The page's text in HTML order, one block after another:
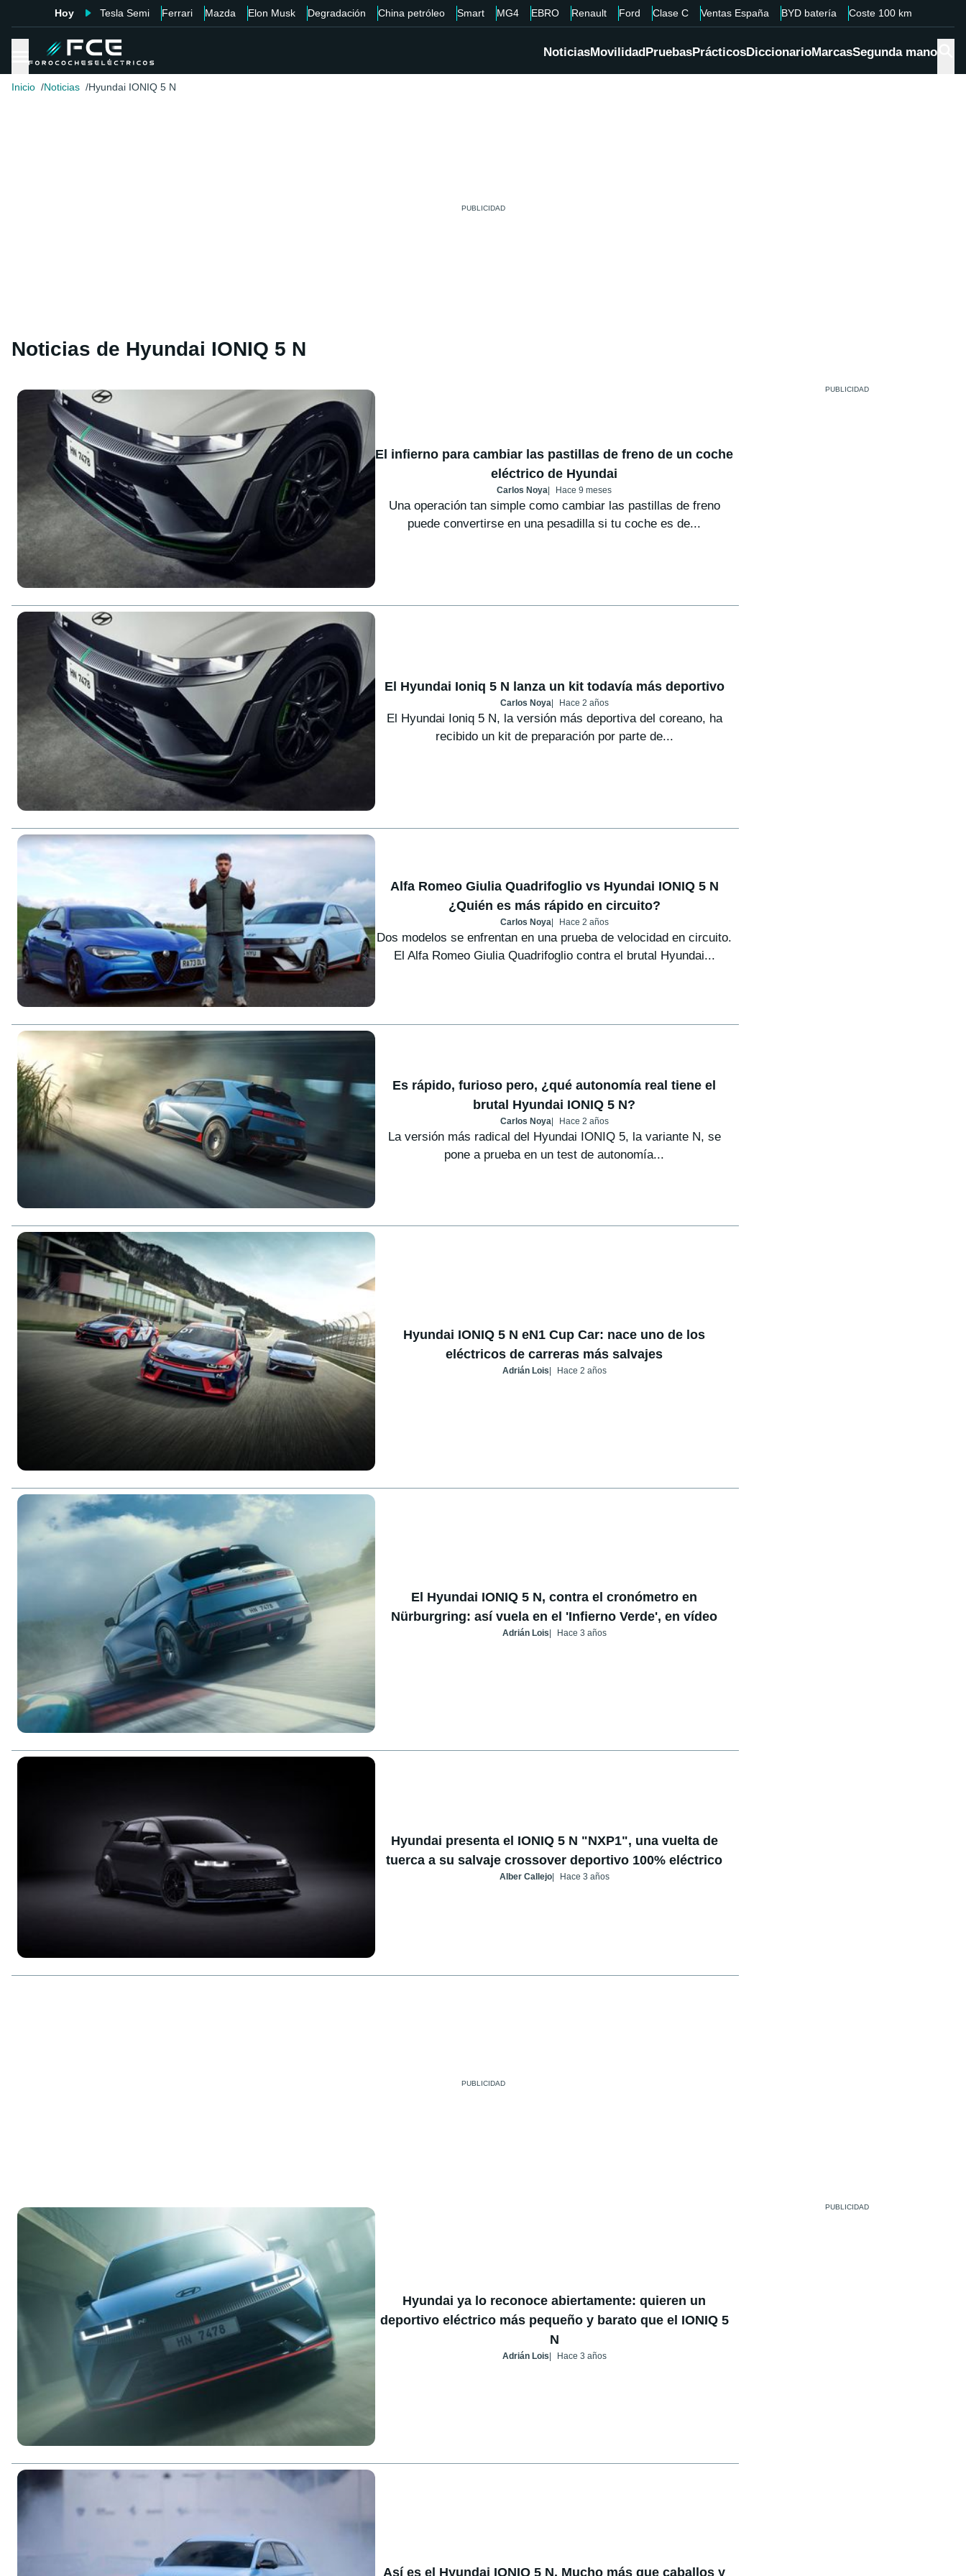
Hoy Tesla Semi Ferrari Mazda Elon Musk Degradación China petróleo Smart MG4 EBRO Renault Ford Clase C Ventas España BYD batería Coste 100 km
NoticiasMovilidadPruebasPrácticosDiccionarioMarcasSegunda mano
Inicio Noticias Hyundai IONIQ 5 N
Noticias de Hyundai IONIQ 5 N
El infierno para cambiar las pastillas de freno de un coche
eléctrico de Hyundai
Carlos Noya Hace 9 meses
Una operación tan simple como cambiar las pastillas de freno
puede convertirse en una pesadilla si tu coche es de...
El Hyundai Ioniq 5 N lanza un kit todavía más deportivo
Carlos Noya Hace 2 años
El Hyundai Ioniq 5 N, la versión más deportiva del coreano, ha
recibido un kit de preparación por parte de...
Alfa Romeo Giulia Quadrifoglio vs Hyundai IONIQ 5 N
¿Quién es más rápido en circuito?
Carlos Noya Hace 2 años
Dos modelos se enfrentan en una prueba de velocidad en circuito.
El Alfa Romeo Giulia Quadrifoglio contra el brutal Hyundai...
Es rápido, furioso pero, ¿qué autonomía real tiene el
brutal Hyundai IONIQ 5 N?
Carlos Noya Hace 2 años
La versión más radical del Hyundai IONIQ 5, la variante N, se
pone a prueba en un test de autonomía...
Hyundai IONIQ 5 N eN1 Cup Car: nace uno de los
eléctricos de carreras más salvajes
Adrián Lois Hace 2 años
El Hyundai IONIQ 5 N, contra el cronómetro en
Nürburgring: así vuela en el 'Infierno Verde', en vídeo
Adrián Lois Hace 3 años
Hyundai presenta el IONIQ 5 N "NXP1", una vuelta de
tuerca a su salvaje crossover deportivo 100% eléctrico
Alber Callejo Hace 3 años
Hyundai ya lo reconoce abiertamente: quieren un
deportivo eléctrico más pequeño y barato que el IONIQ 5
N
Adrián Lois Hace 3 años
Así es el Hyundai IONIQ 5 N. Mucho más que caballos y